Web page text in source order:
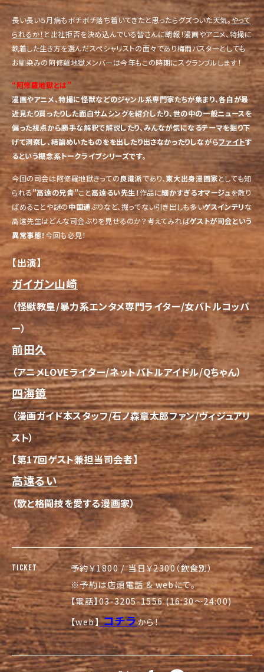
長い長い５月病もボチボチ落ち着いてきたと思ったらグズついた天気。やって
られるか！ と出社拒否を決め込んでいる皆さんに朗報！漫画やアニメ、特撮に
執着した生き方を選んだスペシャリストの面々であり梅雨バスターとしても
お馴染みの阿修羅地獄メンバーは今年もこの時期にスクランブルします！
“阿修羅地獄とは”
漫画やアニメ、特撮に怪獣などのジャンル系専門家たちが集まり、各自が最
近見たり買ったりした面白サムシングを紹介したり、世の中の一般ニュースを
偏った視点から勝手な解釈で解説したり、みんなが気になるテーマを掘り下
げて洞察し、結論めいたものをを出したり出さなかったりしながらファイトす
るという概念系トークライブシリーズです。
今回の司会は阿修羅地獄きっての良識派であり、東大出身漫画家としても知
られる”高遠の兄貴”こと高遠るい先生！作品に細かすぎるオマージュを散り
ばめることや謎の中国通ぶりなど、掘ってない引き出しも多いゲスインテリな
高遠先生はどんな司会ぶりを見せるのか？考えてみればゲストが司会という
異常事態！今回も必見！
【出演】
ガイガン山崎
（怪獣教皇/暴力系エンタメ専門ライター/女バトルコッパ
ー）
前田久
（アニメLOVEライター/ネットバトルアイドル/Qちゃん）
四海鏡
（漫画ガイド本スタッフ/石ノ森章太郎ファン/ヴィジュアリ
スト）
【第17回ゲスト兼担当司会者】
高遠るい
（歌と格闘技を愛する漫画家）
TICKET
予約￥1800 / 当日￥2300（飲食別）
※予約は店頭電話 & webにて。
【電話】03-3205-1556 (16:30～24:00)
【web】コチラから！